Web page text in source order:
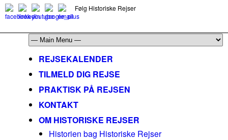
Følg Historiske Rejser
REJSEKALENDER
TILMELD DIG REJSE
PRAKTISK PÅ REJSEN
KONTAKT
OM HISTORISKE REJSER
Historien bag Historiske Rejser